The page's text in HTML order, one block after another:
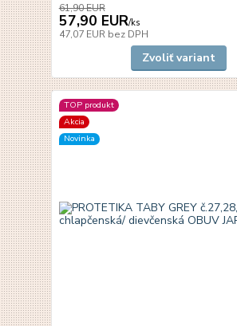
61,90 EUR
57,90 EUR/ks
47,07 EUR bez DPH
Zvoliť variant
TOP produkt
Akcia
Novinka